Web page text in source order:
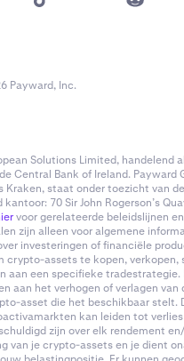
Payward, Inc.
Solutions Limited, handelend
Central Bank of Ireland. Payward
Kraken, staat onder toezicht van
70 Sir John Rogerson’s
voor gerelateerde beleidslijnen
zijn alleen voor algemene
investeringen of financiële
crypto-assets te kopen,
aan een specifieke
aan het verhogen of verlagen van
asset die het beschikbaar stelt.
kan leiden tot verlies
zijn over elk rendement
van je crypto-assets en je dient